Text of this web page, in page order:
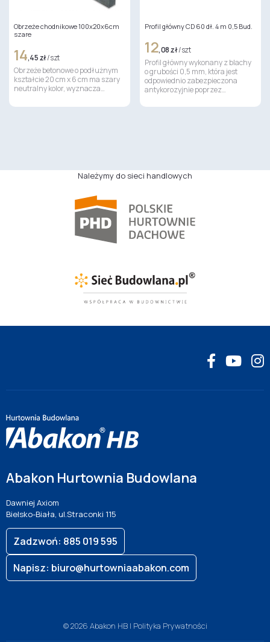
Obrzeże chodnikowe 100x20x6cm
szare
14,45 zł/ szt
Obrzeże betonowe o podłużnym
kształcie 20 cm x 6 cm ma szary
neutralny kolor, wyznacza…
Profil główny CD 60 dł. 4 m 0,5 Bud.
12,08 zł/ szt
Profil główny wykonany z blachy
o grubości 0,5 mm, która jest
odpowiednio zabezpieczona
antykorozyjnie poprzez…
Należymy do sieci handlowych
Abakon Hurtownia Budowlana
Dawniej Axiom
Bielsko-Biała, ul.Straconki 115
Zadzwoń: 885 019 595
Napisz: biuro@hurtowniaabakon.com
© 2026 Abakon HB | Polityka Prywatności